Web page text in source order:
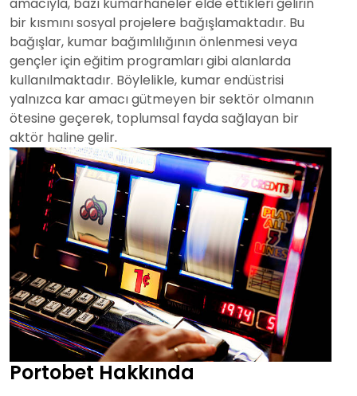
bir kısmını sosyal projelere bağışlamaktadır. Bu
bağışlar, kumar bağımlılığının önlenmesi veya
gençler için eğitim programları gibi alanlarda
kullanılmaktadır. Böylelikle, kumar endüstrisi
yalnızca kar amacı gütmeyen bir sektör olmanın
ötesine geçerek, toplumsal fayda sağlayan bir
aktör haline gelir.
Portobet Hakkında